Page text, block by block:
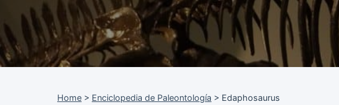
Home > Enciclopedia de Paleontología > Edaphosaurus